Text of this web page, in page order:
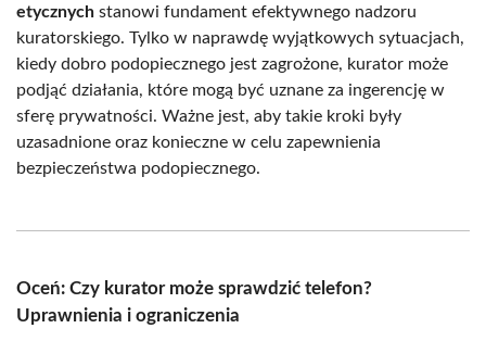
etycznych stanowi fundament efektywnego nadzoru
kuratorskiego. Tylko w naprawdę wyjątkowych sytuacjach,
kiedy dobro podopiecznego jest zagrożone, kurator może
podjąć działania, które mogą być uznane za ingerencję w
sferę prywatności. Ważne jest, aby takie kroki były
uzasadnione oraz konieczne w celu zapewnienia
bezpieczeństwa podopiecznego.
Oceń: Czy kurator może sprawdzić telefon?
Uprawnienia i ograniczenia